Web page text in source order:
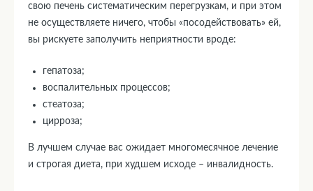
свою печень систематическим перегрузкам, и при этом
не осуществляете ничего, чтобы «посодействовать» ей,
вы рискуете заполучить неприятности вроде:
гепатоза;
воспалительных процессов;
стеатоза;
цирроза;
В лучшем случае вас ожидает многомесячное лечение
и строгая диета, при худшем исходе – инвалидность.